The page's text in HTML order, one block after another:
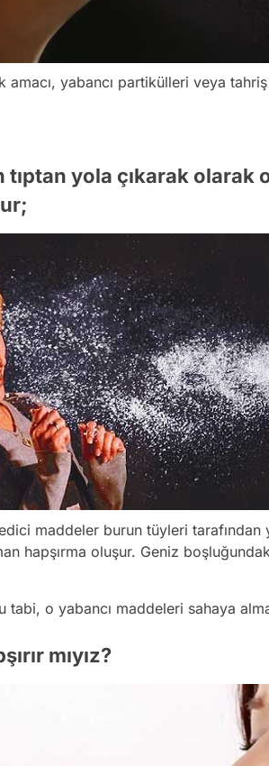
amacı, yabancı partikülleri veya
tıptan yola çıkarak
maddeler burun tüyleri tarafından
hapşırma oluşur. Geniz
o yabancı maddeleri sahaya
mıyız?